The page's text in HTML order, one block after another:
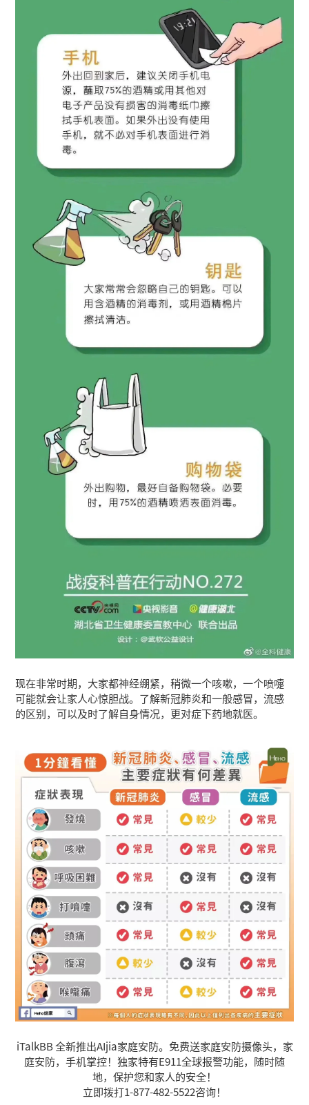
现在非常时期，大家都神经绷紧，稍微一个咳嗽，一个喷嚏
可能就会让家人心惊胆战。了解新冠肺炎和一般感冒，流感
的区别，可以及时了解自身情况，更对症下药地就医。
iTalkBB 全新推出AIjia家庭安防。 免费送家庭安防摄像头，家
庭安防，手机掌控！ 独家特有E911全球报警功能，随时随
地，保护您和家人的安全！
立即拨打1-877-482-5522咨询！